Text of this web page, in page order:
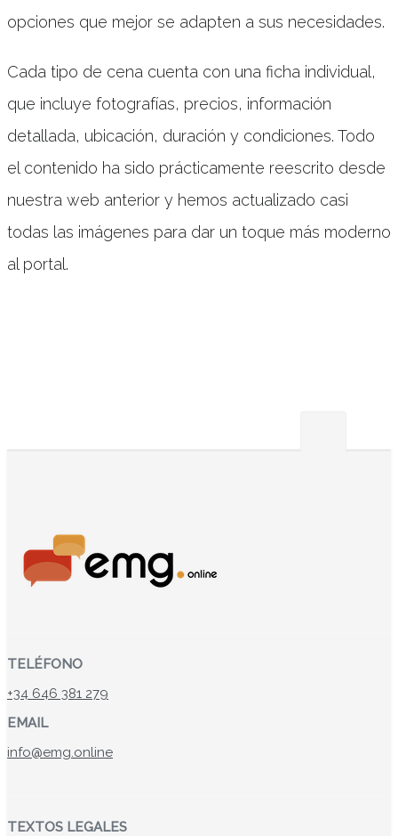
opciones que mejor se adapten a sus necesidades.
Cada tipo de cena cuenta con una ficha individual,
que incluye fotografías, precios, información
detallada, ubicación, duración y condiciones. Todo
el contenido ha sido prácticamente reescrito desde
nuestra web anterior y hemos actualizado casi
todas las imágenes para dar un toque más moderno
al portal.
TELÉFONO
+34 646 381 279
EMAIL
info@emg.online
TEXTOS LEGALES